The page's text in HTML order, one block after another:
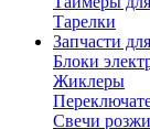
Тарелки
Запчасти
Блоки
Жиклеры
Свечи